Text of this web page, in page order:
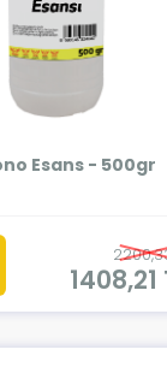
Esans - 500gr
1408,21